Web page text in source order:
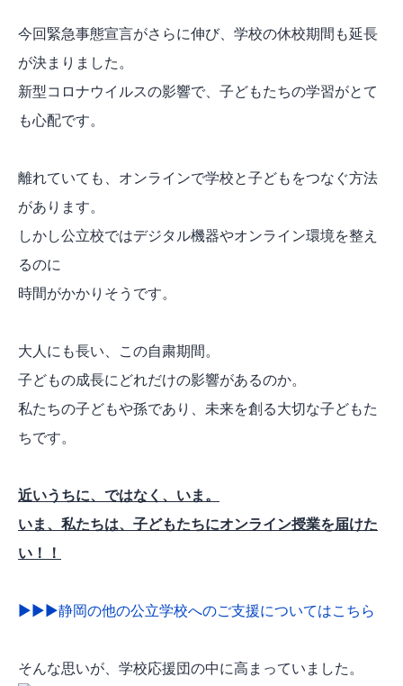
今回緊急事態宣言がさらに伸び、学校の休校期間も延長
が決まりました。
新型コロナウイルスの影響で、子どもたちの学習がとて
も心配です。
離れていても、オンラインで学校と子どもをつなぐ方法
があります。
しかし公立校ではデジタル機器やオンライン環境を整え
るのに
時間がかかりそうです。
大人にも長い、この自粛期間。
子どもの成長にどれだけの影響があるのか。
私たちの子どもや孫であり、未来を創る大切な子どもた
ちです。
近いうちに、ではなく、いま。
いま、私たちは、子どもたちにオンライン授業を届けた
い！！
▶▶▶静岡の他の公立学校へのご支援についてはこちら
そんな思いが、学校応援団の中に高まっていました。